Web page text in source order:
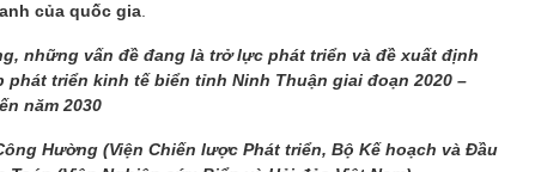
của quốc gia.
những vấn đề đang là trở lực phát triển và đề xuất định
phát triển kinh tế biển tỉnh Ninh Thuận giai đoạn 2020 –
năm 2030
Hường (Viện Chiến lược Phát triển, Bộ Kế hoạch và Đầu